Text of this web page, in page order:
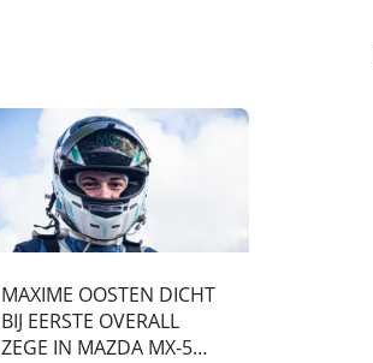
MAXIME OOSTEN DICHT
BIJ EERSTE OVERALL
ZEGE IN MAZDA MX-5